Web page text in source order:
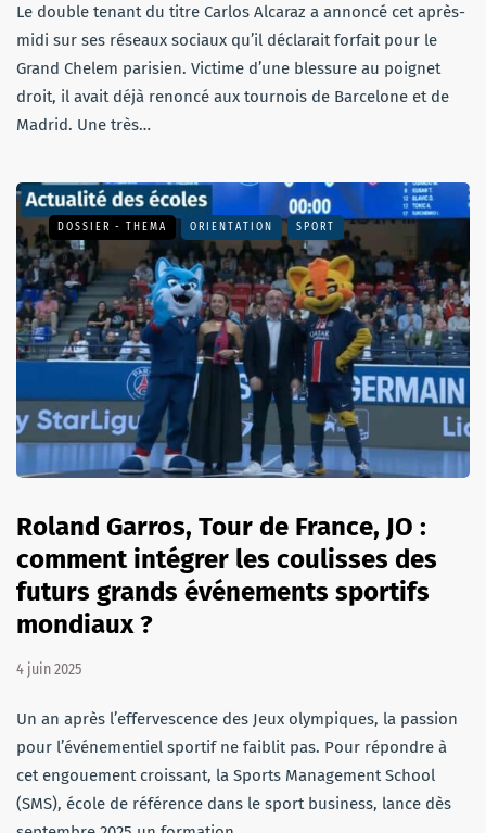
Le double tenant du titre Carlos Alcaraz a annoncé cet après-
midi sur ses réseaux sociaux qu’il déclarait forfait pour le
Grand Chelem parisien. Victime d’une blessure au poignet
droit, il avait déjà renoncé aux tournois de Barcelone et de
Madrid. Une très…
DOSSIER - THEMA ORIENTATION SPORT
Roland Garros, Tour de France, JO :
comment intégrer les coulisses des
futurs grands événements sportifs
mondiaux ?
4 juin 2025
Un an après l’effervescence des Jeux olympiques, la passion
pour l’événementiel sportif ne faiblit pas. Pour répondre à
cet engouement croissant, la Sports Management School
(SMS), école de référence dans le sport business, lance dès